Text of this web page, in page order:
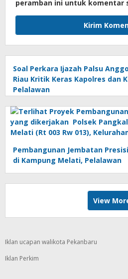
peramban ini untuk komentar
Soal Perkara Ijazah Palsu
Riau Kritik Keras Kapolres dan
Pelalawan
Pembangunan Jembatan
di Kampung Melati, Pelalawan
View
Iklan ucapan walikota Pekanbaru
Iklan Perkim